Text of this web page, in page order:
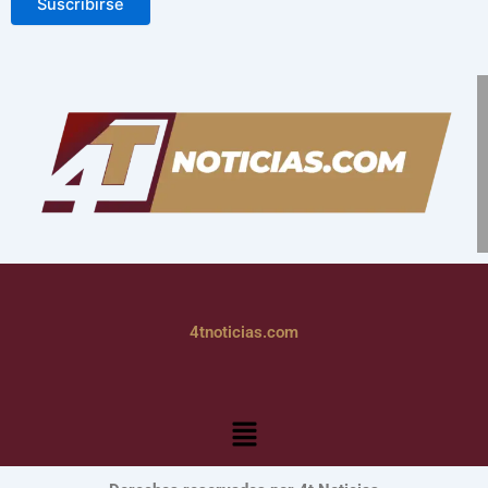
Suscribirse
4tnoticias.com
Menú